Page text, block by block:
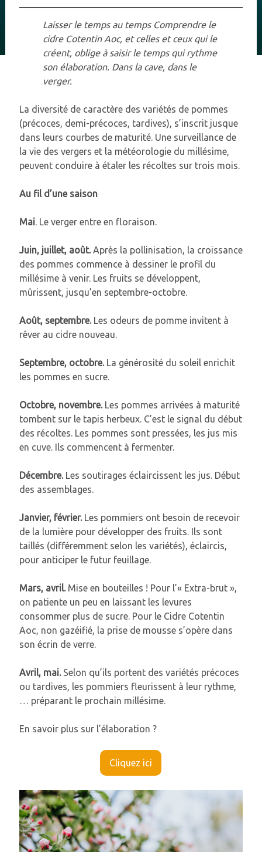
Laisser le temps au tempsComprendre le
cidre Cotentin Aoc,et celles et ceux qui le
créent,oblige à saisir le temps qui rythme
son élaboration.Dans la cave, dans le
verger.
La diversité de caractère des variétés de pommes
(précoces, demi-précoces, tardives), s’inscrit jusque
dans leurs courbes de maturité. Une surveillance de
la vie des vergers et la météorologie du millésime,
peuvent conduire à étaler les récoltes sur trois mois.
Au fil d’une saison
Mai. Le verger entre en floraison.
Juin, juillet, août.Après la pollinisation, la croissance
des pommes commence à dessiner le profil du
millésime à venir. Les fruits se développent,
mûrissent, jusqu’en septembre-octobre.
Août, septembre.Les odeurs de pomme invitent à
rêver au cidre nouveau.
Septembre, octobre.La générosité du soleil enrichit
les pommes en sucre.
Octobre, novembre.Les pommes arrivées à maturité
tombent sur le tapis herbeux. C’est le signal du début
des récoltes. Les pommes sont pressées, les jus mis
en cuve. Ils commencent à fermenter.
Décembre. Les soutirages éclaircissent les jus. Début
des assemblages.
Janvier, février. Les pommiers ont besoin de recevoir
de la lumière pour développer des fruits. Ils sont
taillés (différemment selon les variétés), éclaircis,
pour anticiper le futur feuillage.
Mars, avril.Mise en bouteilles ! Pour l’« Extra-brut »,
on patiente un peu en laissant les levures
consommer plus de sucre. Pour le Cidre Cotentin
Aoc, non gazéifié, la prise de mousse s’opère dans
son écrin de verre.
Avril, mai. Selon qu’ils portent des variétés précoces
ou tardives, les pommiers fleurissent à leur rythme,
… préparant le prochain millésime.
En savoir plus sur l’élaboration ?
Cliquez ici